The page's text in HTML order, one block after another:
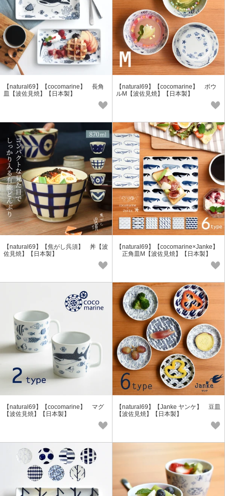
【natural69】【cocomarine】 長角
皿【波佐見焼】【日本製】
【natural69】【cocomarine】 ボウ
ルM【波佐見焼】【日本製】
【natural69】【焦がし呉須】 丼【波
佐見焼】【日本製】
【natural69】【cocomarine×Janke】
正角皿M【波佐見焼】【日本製】
【natural69】【cocomarine】 マグ
【波佐見焼】【日本製】
【natural69】【Janke ヤンケ】 豆皿
【波佐見焼】【日本製】